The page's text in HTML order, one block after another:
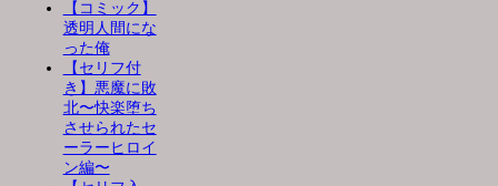
【コミック】
透明人間にな
った俺
【セリフ付
き】悪魔に敗
北〜快楽堕ち
させられたセ
ーラーヒロイ
ン編〜